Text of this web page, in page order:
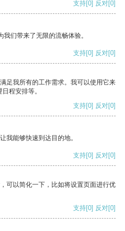
支持[0] 反对[0]
们带来了无限的流畅体验。
支持[0] 反对[0]
足我所有的工作需求。我可以使用它来
程安排等。
支持[0] 反对[0]
我能够快速到达目的地。
支持[0] 反对[0]
可以简化一下，比如将设置页面进行优
支持[0] 反对[0]